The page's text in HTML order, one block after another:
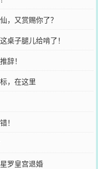
，又赏赐你了？
桌子腿儿给啃了！
辞！
，在这里
！
罗皇宫退婚